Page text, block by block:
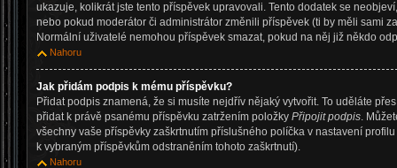
ukazuje, kolikrát jste tento příspěvek upravovali. Tento dodatek se
nebo pokud moderátor či administrátor změnili příspěvek (ti by měli sami
Normální uživatelé nemohou příspěvek smazat, pokud na něj již někdo
Nahoru
Jak přidám podpis k mému příspěvku?
Přidat podpis znamená, že si musíte nejdřív nějaký vytvořit. To uděláte
přidat k právě psanému příspěvku zatržením položky Připojit podpis.
všechny vaše příspěvky zaškrtnutím příslušného políčka v nastavení
k vybraným příspěvkům odstraněním tohoto zaškrtnutí).
Nahoru